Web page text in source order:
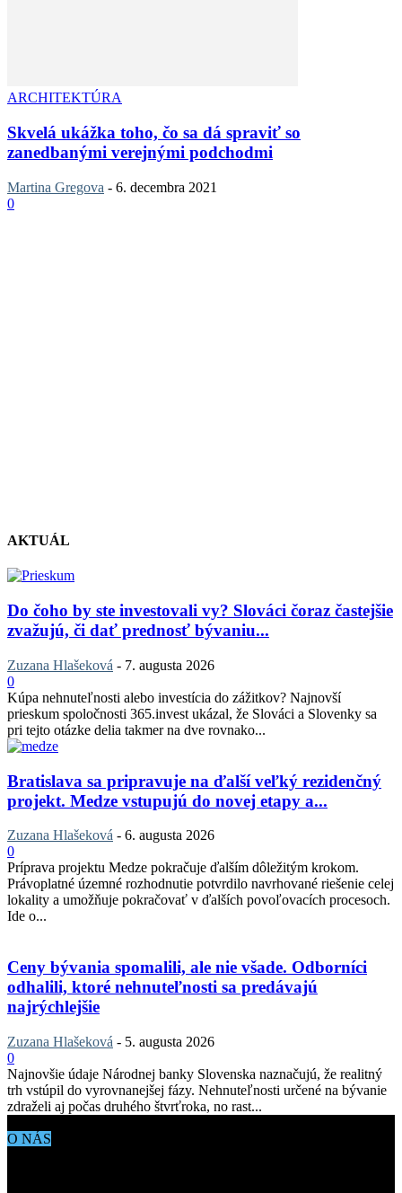
ARCHITEKTÚRA
Skvelá ukážka toho, čo sa dá spraviť so
zanedbanými verejnými podchodmi
Martina Gregova - 6. decembra 2021
0
AKTUÁL
Do čoho by ste investovali vy? Slováci čoraz častejšie
zvažujú, či dať prednosť bývaniu...
Zuzana Hlašeková - 7. augusta 2026
0
Kúpa nehnuteľnosti alebo investícia do zážitkov? Najnovší
prieskum spoločnosti 365.invest ukázal, že Slováci a Slovenky sa
pri tejto otázke delia takmer na dve rovnako...
Bratislava sa pripravuje na ďalší veľký rezidenčný
projekt. Medze vstupujú do novej etapy a...
Zuzana Hlašeková - 6. augusta 2026
0
Príprava projektu Medze pokračuje ďalším dôležitým krokom.
Právoplatné územné rozhodnutie potvrdilo navrhované riešenie celej
lokality a umožňuje pokračovať v ďalších povoľovacích procesoch.
Ide o...
Ceny bývania spomalili, ale nie všade. Odborníci
odhalili, ktoré nehnuteľnosti sa predávajú
najrýchlejšie
Zuzana Hlašeková - 5. augusta 2026
0
Najnovšie údaje Národnej banky Slovenska naznačujú, že realitný
trh vstúpil do vyrovnanejšej fázy. Nehnuteľnosti určené na bývanie
zdraželi aj počas druhého štvrťroka, no rast...
O NÁS